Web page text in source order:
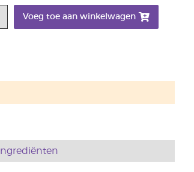
Voeg toe aan winkelwagen
Ingrediënten